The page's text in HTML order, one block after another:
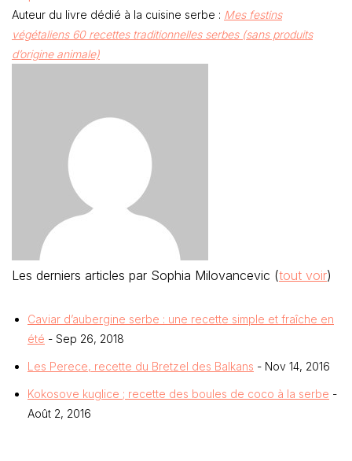
Auteur du livre dédié à la cuisine serbe : Mes festins
végétaliens 60 recettes traditionnelles serbes (sans produits
d’origine animale)
Les derniers articles par Sophia Milovancevic (tout voir)
Caviar d’aubergine serbe : une recette simple et fraîche en
été - Sep 26, 2018
Les Perece, recette du Bretzel des Balkans - Nov 14, 2016
Kokosove kuglice ; recette des boules de coco à la serbe -
Août 2, 2016